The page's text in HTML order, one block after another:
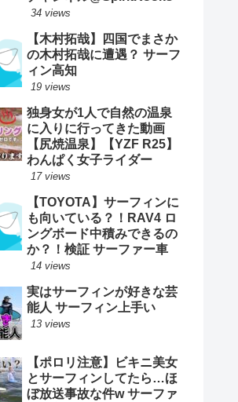
34 views
【木村拓哉】四国でまさか
の木村拓哉に遭遇？ サーフ
ィン高知
19 views
独身女が1人で自然の温泉
に入りに行ってきた動画
【尻焼温泉】【YZF R25】
わんぱく女子ライダー
17 views
【TOYOTA】サーフィンに
も向いている？！RAV4 ロ
ングボード中積みできるの
か？！検証 サーファー車
14 views
実はサーフィンが好きな芸
能人 サーフィン上手い
13 views
【ポロリ注意】ビキニ美女
とサーフィンしてたら…ほ
ぼ放送事故な件w サーファ